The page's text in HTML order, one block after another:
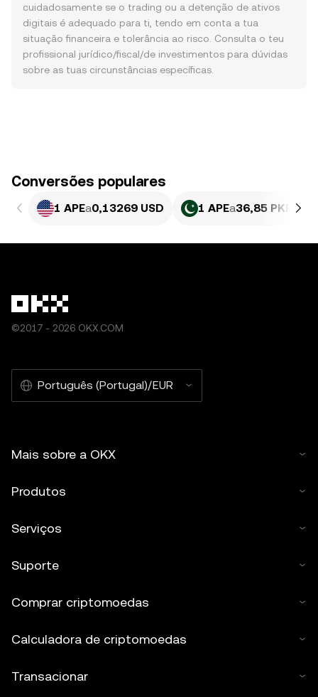
cuidadosamente se o trading ou a detenção de ativos
digitais é adequado para ti, tendo em conta a tua
situação financeira e tolerância ao risco. Consulta o teu
profissional jurídico/fiscal/de investimentos para dúvidas
sobre as tuas circunstâncias específicas.
Conversões populares
1 APEa0,13269 USD 1 APEa36,85 PKR
©2017 - 2026 OKX.COM
Português (Portugal)/EUR
Mais sobre a OKX
Produtos
Serviços
Suporte
Comprar criptomoedas
Calculadora de criptomoedas
Transacionar